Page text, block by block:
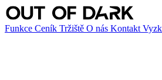
Funkce Ceník Tržiště O nás Kontakt